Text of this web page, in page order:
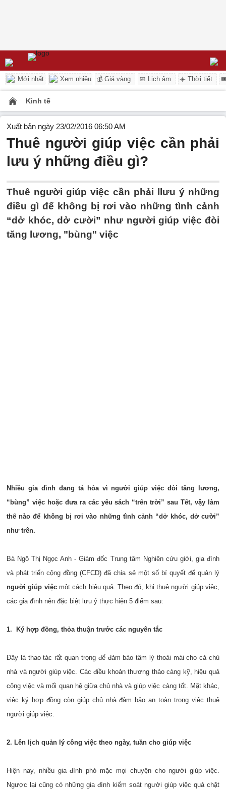
Mới nhất Xem nhiều 💰 Giá vàng 📅 Lịch âm ☀️ Thời tiết
Kinh tế
Xuất bản ngày 23/02/2016 06:50 AM
Thuê người giúp việc cần phải
lưu ý những điều gì?
Thuê người giúp việc cần phải llưu ý những
điều gì để không bị rơi vào những tình cảnh
“dở khóc, dở cười” như người giúp việc đòi
tăng lương, "bùng" việc
Nhiều gia đình đang tá hỏa vì người giúp việc đòi tăng lương,
“bùng” việc hoặc đưa ra các yêu sách “trên trời” sau Tết, vậy làm
thế nào để không bị rơi vào những tình cảnh “dở khóc, dở cười”
như trên.
Bà Ngô Thị Ngọc Anh - Giám đốc Trung tâm Nghiên cứu giới, gia đình
và phát triển cộng đồng (CFCD) đã chia sẻ một số bí quyết để quản lý
người giúp việcmột cách hiệu quả. Theo đó, khi thuê người giúp việc,
các gia đình nên đặc biệt lưu ý thực hiện 5 điểm sau:
1. Ký hợp đồng, thỏa thuận trước các nguyên tắc
Đây là thao tác rất quan trọng để đảm bảo tâm lý thoải mái cho cả chủ
nhà và người giúp việc. Các điều khoản thương thảo càng kỹ, hiệu quả
công việc và mối quan hệ giữa chủ nhà và giúp việc càng tốt. Mặt khác,
việc ký hợp đồng còn giúp chủ nhà đảm bảo an toàn trong việc thuê
người giúp việc.
2. Lên lịch quản lý công việc theo ngày, tuần cho giúp việc
Hiện nay, nhiều gia đình phó mặc mọi chuyện cho người giúp việc.
Ngược lại cũng có những gia đình kiểm soát người giúp việc quá chặt